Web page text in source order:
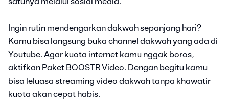
Ingin rutin mendengarkan dakwah sepanjang hari?
Kamu bisa langsung buka channel dakwah yang ada di
Youtube. Agar kuota internet kamu nggak boros,
aktifkan Paket BOOSTR Video. Dengan begitu kamu
bisa leluasa streaming video dakwah tanpa khawatir
kuota akan cepat habis.